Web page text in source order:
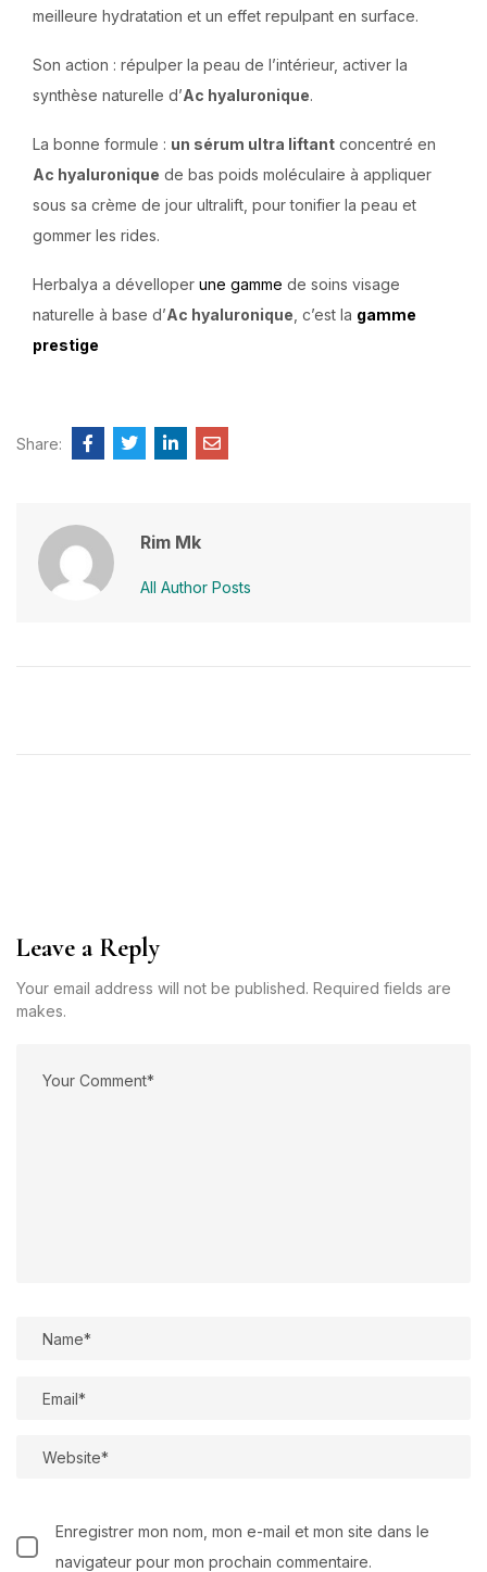
meilleure hydratation et un effet repulpant en surface.
Son action : répulper la peau de l’intérieur, activer la
synthèse naturelle d’Ac hyaluronique.
La bonne formule : un sérum ultra liftant concentré en
Ac hyaluronique de bas poids moléculaire à appliquer
sous sa crème de jour ultralift, pour tonifier la peau et
gommer les rides.
Herbalya a dévelloper une gamme de soins visage
naturelle à base d’Ac hyaluronique , c’est la gamme
prestige
Share:
Rim Mk
All Author Posts
Leave a Reply
Your email address will not be published. Required fields are
makes.
Enregistrer mon nom, mon e-mail et mon site dans le
navigateur pour mon prochain commentaire.